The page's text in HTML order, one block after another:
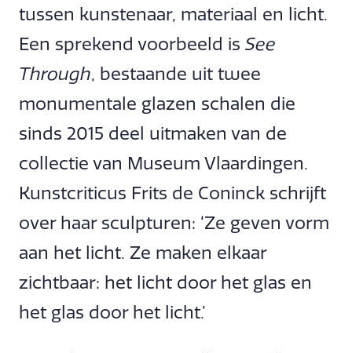
tussen kunstenaar, materiaal en licht.
Een sprekend voorbeeld is See
Through, bestaande uit twee
monumentale glazen schalen die
sinds 2015 deel uitmaken van de
collectie van Museum Vlaardingen.
Kunstcriticus Frits de Coninck schrijft
over haar sculpturen: ‘Ze geven vorm
aan het licht. Ze maken elkaar
zichtbaar: het licht door het glas en
het glas door het licht.’